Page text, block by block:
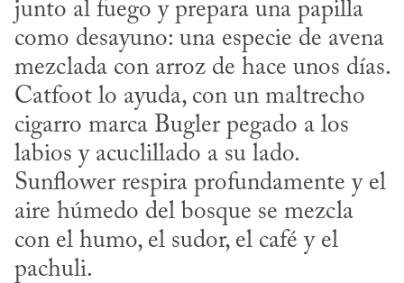
junto al fuego y prepara una papilla
como desayuno: una especie de avena
mezclada con arroz de hace unos días.
Catfoot lo ayuda, con un maltrecho
cigarro marca Bugler pegado a los
labios y acuclillado a su lado.
Sunflower respira profundamente y el
aire húmedo del bosque se mezcla
con el humo, el sudor, el café y el
pachuli.